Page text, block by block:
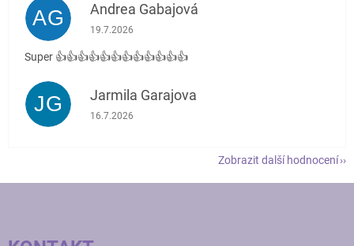
AG Andrea Gabajová
Hodnocení obchodu je 5 z 5 hvězdiček.
19.7.2026
Super 👍👍👍👍👍👍👍👍👍👍👍👍
JG Jarmila Garajova
Hodnocení obchodu je 5 z 5 hvězdiček.
16.7.2026
Zobrazit další hodnocení